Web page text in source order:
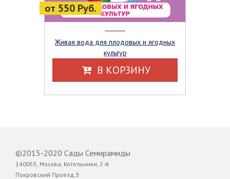
от 550 Руб.
Живая вода для плодовых и ягодных
культур
В КОРЗИНУ
©2015-2020 Сады Семирамиды
140055, Москва, Котельники, 2-й
Покровский Проезд,3